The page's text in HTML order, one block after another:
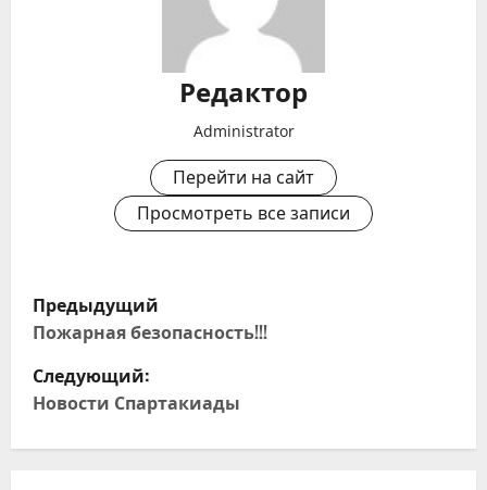
Редактор
Administrator
Перейти на сайт
Просмотреть все записи
Н
а
в
Предыдущий
Пожарная безопасность!!!
Следующий:
Новости Спартакиады